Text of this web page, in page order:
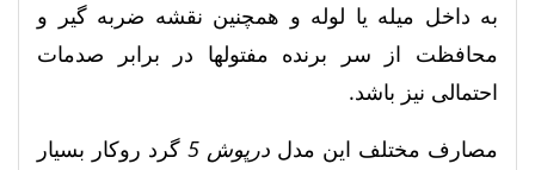
به داخل میله یا لوله و همچنین نقشه ضربه گیر و
محافظت از سر برنده مفتولها در برابر صدمات
احتمالی نیز باشد.
مصارف مختلف این مدل درپوش 5 گرد روکار بسیار